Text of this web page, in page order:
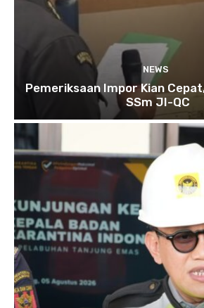
NEWS
Pemeriksaan Impor Kian
SSm JI-QC